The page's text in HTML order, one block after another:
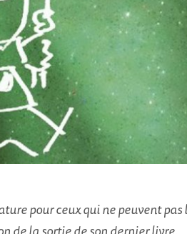
pour ceux qui ne peuvent